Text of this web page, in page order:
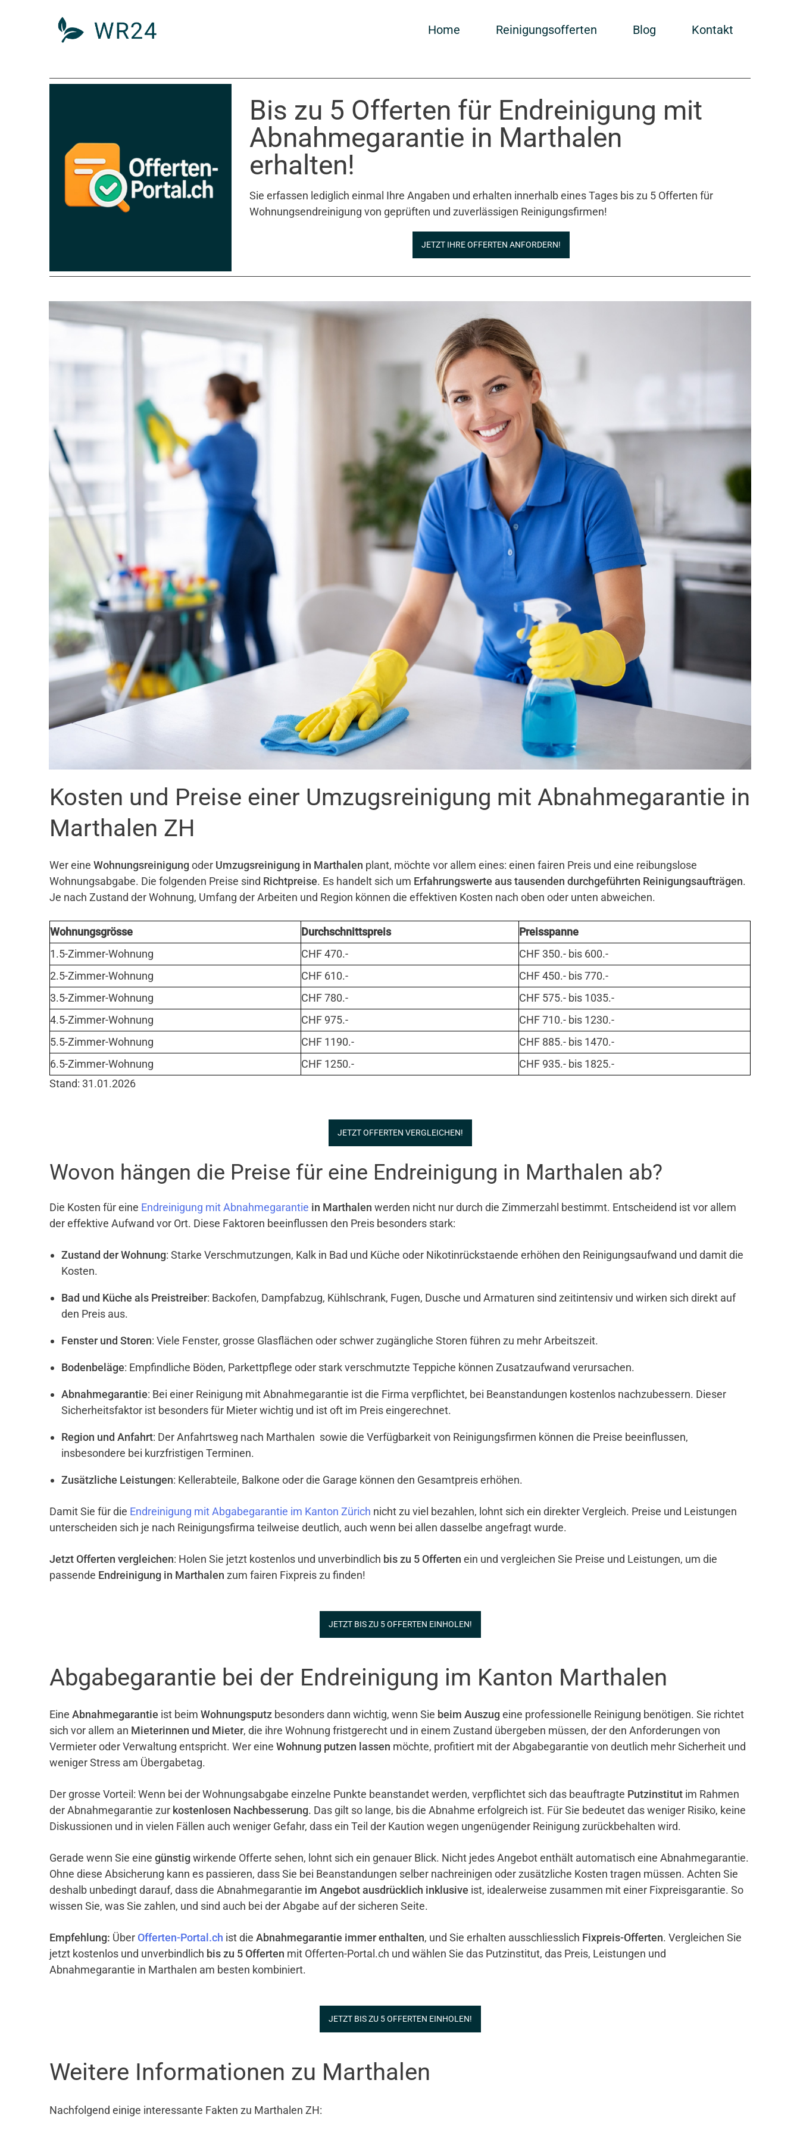
Home Reinigungsofferten Blog Kontakt
Bis zu 5 Offerten für Endreinigung mit
Abnahmegarantie in Marthalen
erhalten!
Sie erfassen lediglich einmal Ihre Angaben und erhalten innerhalb eines Tages bis zu 5 Offerten für
Wohnungsendreinigung von geprüften und zuverlässigen Reinigungsfirmen!
JETZT IHRE OFFERTEN ANFORDERN!
Kosten und Preise einer Umzugsreinigung mit Abnahmegarantie in
Marthalen ZH
Wer eine Wohnungsreinigung oder Umzugsreinigung in Marthalen plant, möchte vor allem eines: einen fairen Preis und eine reibungslose
Wohnungsabgabe. Die folgenden Preise sind Richtpreise. Es handelt sich um Erfahrungswerte aus tausenden durchgeführten Reinigungsaufträgen.
Je nach Zustand der Wohnung, Umfang der Arbeiten und Region können die effektiven Kosten nach oben oder unten abweichen.
Wohnungsgrösse Durchschnittspreis
Preisspanne
1.5-Zimmer-Wohnung
CHF 470.-
CHF 350.- bis 600.-
2.5-Zimmer-Wohnung
CHF 610.-
CHF 450.- bis 770.-
3.5-Zimmer-Wohnung
CHF 780.-
CHF 575.- bis 1035.-
4.5-Zimmer-Wohnung
CHF 975.-
CHF 710.- bis 1230.-
5.5-Zimmer-Wohnung
CHF 1190.-
CHF 885.- bis 1470.-
6.5-Zimmer-Wohnung
CHF 1250.-
CHF 935.- bis 1825.-
Stand: 31.01.2026
JETZT OFFERTEN VERGLEICHEN!
Wovon hängen die Preise für eine Endreinigung in Marthalen ab?
Die Kosten für eine Endreinigung mit Abnahmegarantie in Marthalen werden nicht nur durch die Zimmerzahl bestimmt. Entscheidend ist vor allem
der effektive Aufwand vor Ort. Diese Faktoren beeinflussen den Preis besonders stark:
Zustand der Wohnung: Starke Verschmutzungen, Kalk in Bad und Küche oder Nikotinrückstaende erhöhen den Reinigungsaufwand und damit die
Kosten.
Bad und Küche als Preistreiber: Backofen, Dampfabzug, Kühlschrank, Fugen, Dusche und Armaturen sind zeitintensiv und wirken sich direkt auf
den Preis aus.
Fenster und Storen: Viele Fenster, grosse Glasflächen oder schwer zugängliche Storen führen zu mehr Arbeitszeit.
Bodenbeläge: Empfindliche Böden, Parkettpflege oder stark verschmutzte Teppiche können Zusatzaufwand verursachen.
Abnahmegarantie: Bei einer Reinigung mit Abnahmegarantie ist die Firma verpflichtet, bei Beanstandungen kostenlos nachzubessern. Dieser
Sicherheitsfaktor ist besonders für Mieter wichtig und ist oft im Preis eingerechnet.
Region und Anfahrt: Der Anfahrtsweg nach Marthalen sowie die Verfügbarkeit von Reinigungsfirmen können die Preise beeinflussen,
insbesondere bei kurzfristigen Terminen.
Zusätzliche Leistungen: Kellerabteile, Balkone oder die Garage können den Gesamtpreis erhöhen.
Damit Sie für die Endreinigung mit Abgabegarantie im Kanton Zürich nicht zu viel bezahlen, lohnt sich ein direkter Vergleich. Preise und Leistungen
unterscheiden sich je nach Reinigungsfirma teilweise deutlich, auch wenn bei allen dasselbe angefragt wurde.
Jetzt Offerten vergleichen: Holen Sie jetzt kostenlos und unverbindlich bis zu 5 Offerten ein und vergleichen Sie Preise und Leistungen, um die
passende Endreinigung in Marthalen zum fairen Fixpreis zu finden!
JETZT BIS ZU 5 OFFERTEN EINHOLEN!
Abgabegarantie bei der Endreinigung im Kanton Marthalen
Eine Abnahmegarantie ist beim Wohnungsputz besonders dann wichtig, wenn Sie beim Auszug eine professionelle Reinigung benötigen. Sie richtet
sich vor allem an Mieterinnen und Mieter, die ihre Wohnung fristgerecht und in einem Zustand übergeben müssen, der den Anforderungen von
Vermieter oder Verwaltung entspricht. Wer eine Wohnung putzen lassen möchte, profitiert mit der Abgabegarantie von deutlich mehr Sicherheit und
weniger Stress am Übergabetag.
Der grosse Vorteil: Wenn bei der Wohnungsabgabe einzelne Punkte beanstandet werden, verpflichtet sich das beauftragte Putzinstitut im Rahmen
der Abnahmegarantie zur kostenlosen Nachbesserung. Das gilt so lange, bis die Abnahme erfolgreich ist. Für Sie bedeutet das weniger Risiko, keine
Diskussionen und in vielen Fällen auch weniger Gefahr, dass ein Teil der Kaution wegen ungenügender Reinigung zurückbehalten wird.
Gerade wenn Sie eine günstig wirkende Offerte sehen, lohnt sich ein genauer Blick. Nicht jedes Angebot enthält automatisch eine Abnahmegarantie.
Ohne diese Absicherung kann es passieren, dass Sie bei Beanstandungen selber nachreinigen oder zusätzliche Kosten tragen müssen. Achten Sie
deshalb unbedingt darauf, dass die Abnahmegarantie im Angebot ausdrücklich inklusive ist, idealerweise zusammen mit einer Fixpreisgarantie. So
wissen Sie, was Sie zahlen, und sind auch bei der Abgabe auf der sicheren Seite.
Empfehlung: Über Offerten-Portal.ch ist die Abnahmegarantie immer enthalten, und Sie erhalten ausschliesslich Fixpreis-Offerten. Vergleichen Sie
jetzt kostenlos und unverbindlich bis zu 5 Offerten mit Offerten-Portal.ch und wählen Sie das Putzinstitut, das Preis, Leistungen und
Abnahmegarantie in Marthalen am besten kombiniert.
JETZT BIS ZU 5 OFFERTEN EINHOLEN!
Weitere Informationen zu Marthalen
Nachfolgend einige interessante Fakten zu Marthalen ZH: